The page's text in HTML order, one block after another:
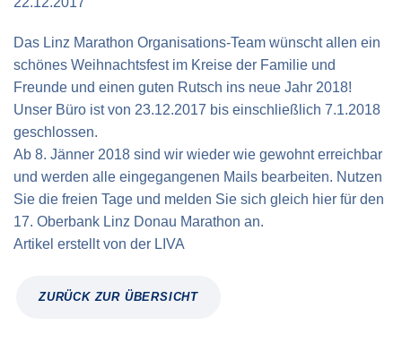
Zusatzwertungen
Schule läuft
Feuerwehr läuft
Staatsmeisterschaft
Service der Linz Linien
Zeitmessung
Teilnahmebedingungen
Das Linz Marathon Organisations-Team wünscht allen ein
schönes Weihnachtsfest im Kreise der Familie und
Freunde und einen guten Rutsch ins neue Jahr 2018!
Unser Büro ist von 23.12.2017 bis einschließlich 7.1.2018
geschlossen.
Ab 8. Jänner 2018 sind wir wieder wie gewohnt erreichbar
und werden alle eingegangenen Mails bearbeiten. Nutzen
Sie die freien Tage und melden Sie sich gleich hier für den
17. Oberbank Linz Donau Marathon an.
Artikel erstellt von der LIVA
ZURÜCK ZUR ÜBERSICHT